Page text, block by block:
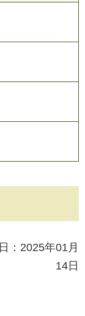
：2025年01月
14日